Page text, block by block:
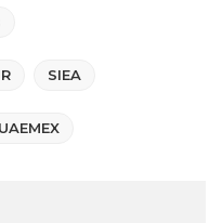
SIEA
UAEMEX